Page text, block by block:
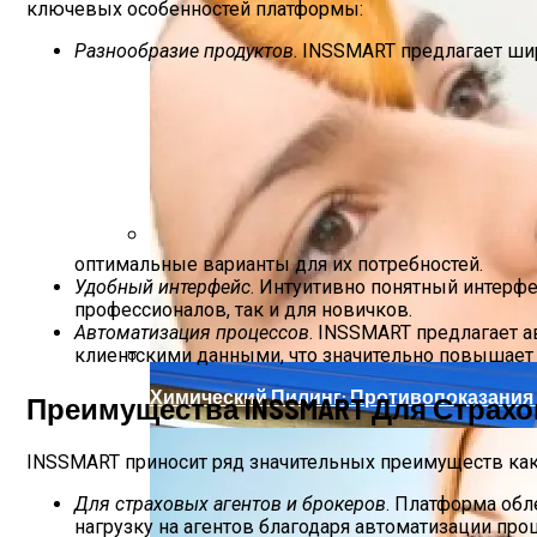
Современное Строительство Дома Под
Химический Пилинг:
ключевых особенностей платформы:
Разнообразие продуктов. INSSMART предлагает
оптимальные варианты для их потребностей.
Удобный интерфейс. Интуитивно понятный
профессионалов, так и для новичков.
Автоматизация процессов. INSSMART предлагает
клиентскими данными, что значительно
Преимущества INSSMART Для
INSSMART приносит ряд значительных преимуществ
Для страховых агентов и брокеров. Платформа
нагрузку на агентов благодаря автоматизации